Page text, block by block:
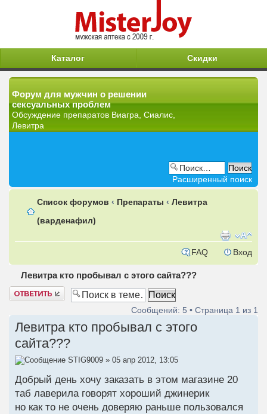
Каталог Скидки
Форум для мужчин о решении
сексуальных проблем
Обсуждение препаратов Виагра, Сиалис,
Левитра
Расширенный поиск
Список форумов ‹ Препараты ‹ Левитра
(варденафил)
FAQ Вход
Левитра кто пробывал с этого сайта???
Ответить
Сообщений: 5 • Страница 1 из 1
Левитра кто пробывал с этого
сайта???
STIG9009 » 05 апр 2012, 13:05
Добрый день хочу заказать в этом магазине 20
таб лаверила говорят хороший джинерик
но как то не очень доверяю раньше пользовался